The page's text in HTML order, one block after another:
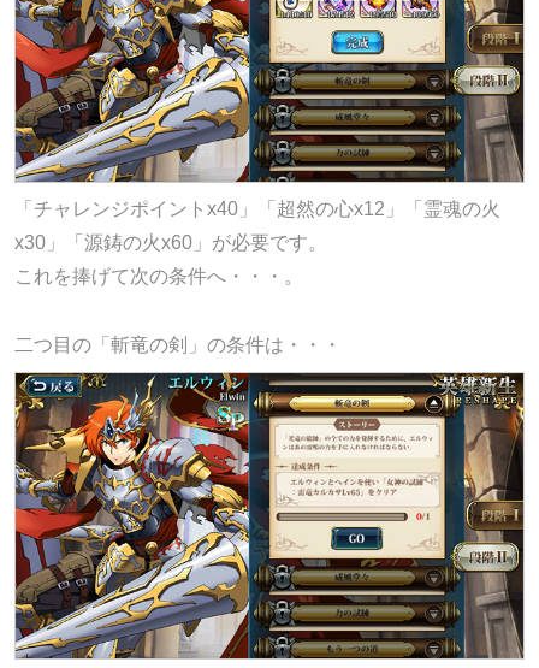
「チャレンジポイントx40」「超然の心x12」「霊魂の火
x30」「源鋳の火x60」が必要です。
これを捧げて次の条件へ・・・。
二つ目の「斬竜の剣」の条件は・・・